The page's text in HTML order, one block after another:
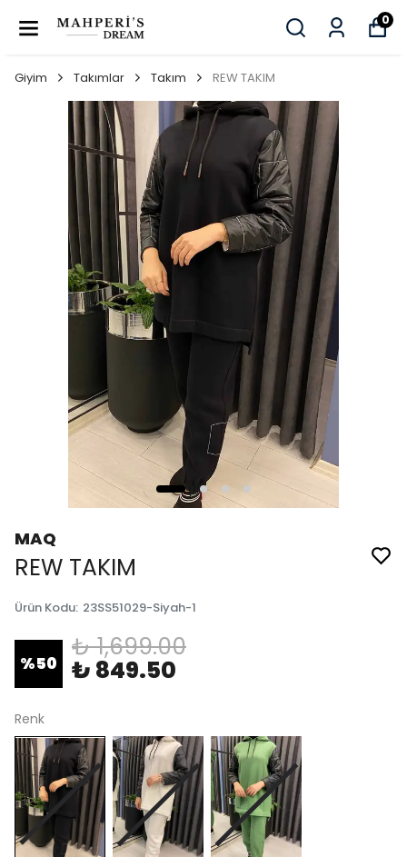
0
Giyim Takımlar Takım REW TAKIM
MAQ
REW TAKIM
Ürün Kodu: 23SS51029-Siyah-1
%50
₺ 1,699.00
₺ 849.50
Renk